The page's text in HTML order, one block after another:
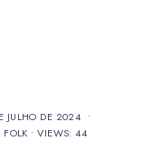
JULHO DE 2024 •
FOLK •VIEWS: 44